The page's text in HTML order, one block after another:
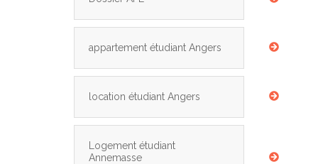
appartement étudiant Angers
location étudiant Angers
Logement étudiant
Annemasse